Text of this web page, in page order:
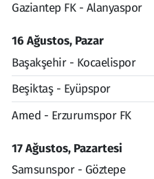
Gaziantep FK - Alanyaspor
16 Ağustos, Pazar
Başakşehir - Kocaelispor
Beşiktaş - Eyüpspor
Amed - Erzurumspor FK
17 Ağustos, Pazartesi
Samsunspor - Göztepe